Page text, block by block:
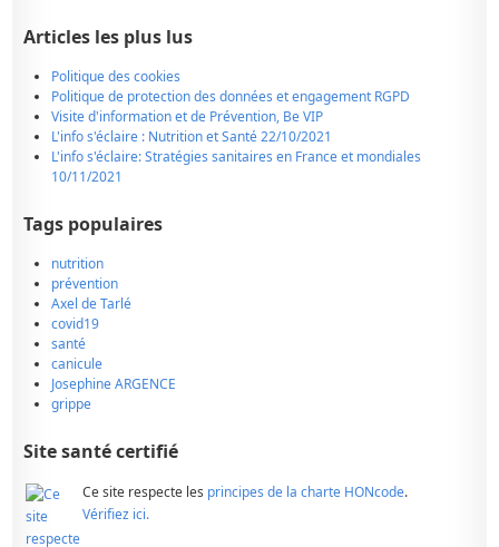
Articles les plus lus
Politique des cookies
Politique de protection des données et engagement RGPD
Visite d'information et de Prévention, Be VIP
L'info s'éclaire : Nutrition et Santé 22/10/2021
L'info s'éclaire: Stratégies sanitaires en France et mondiales
10/11/2021
Tags populaires
nutrition
prévention
Axel de Tarlé
covid19
santé
canicule
Josephine ARGENCE
grippe
Site santé certifié
Ce site respecte les principes de la charte HONcode.
Vérifiez ici.